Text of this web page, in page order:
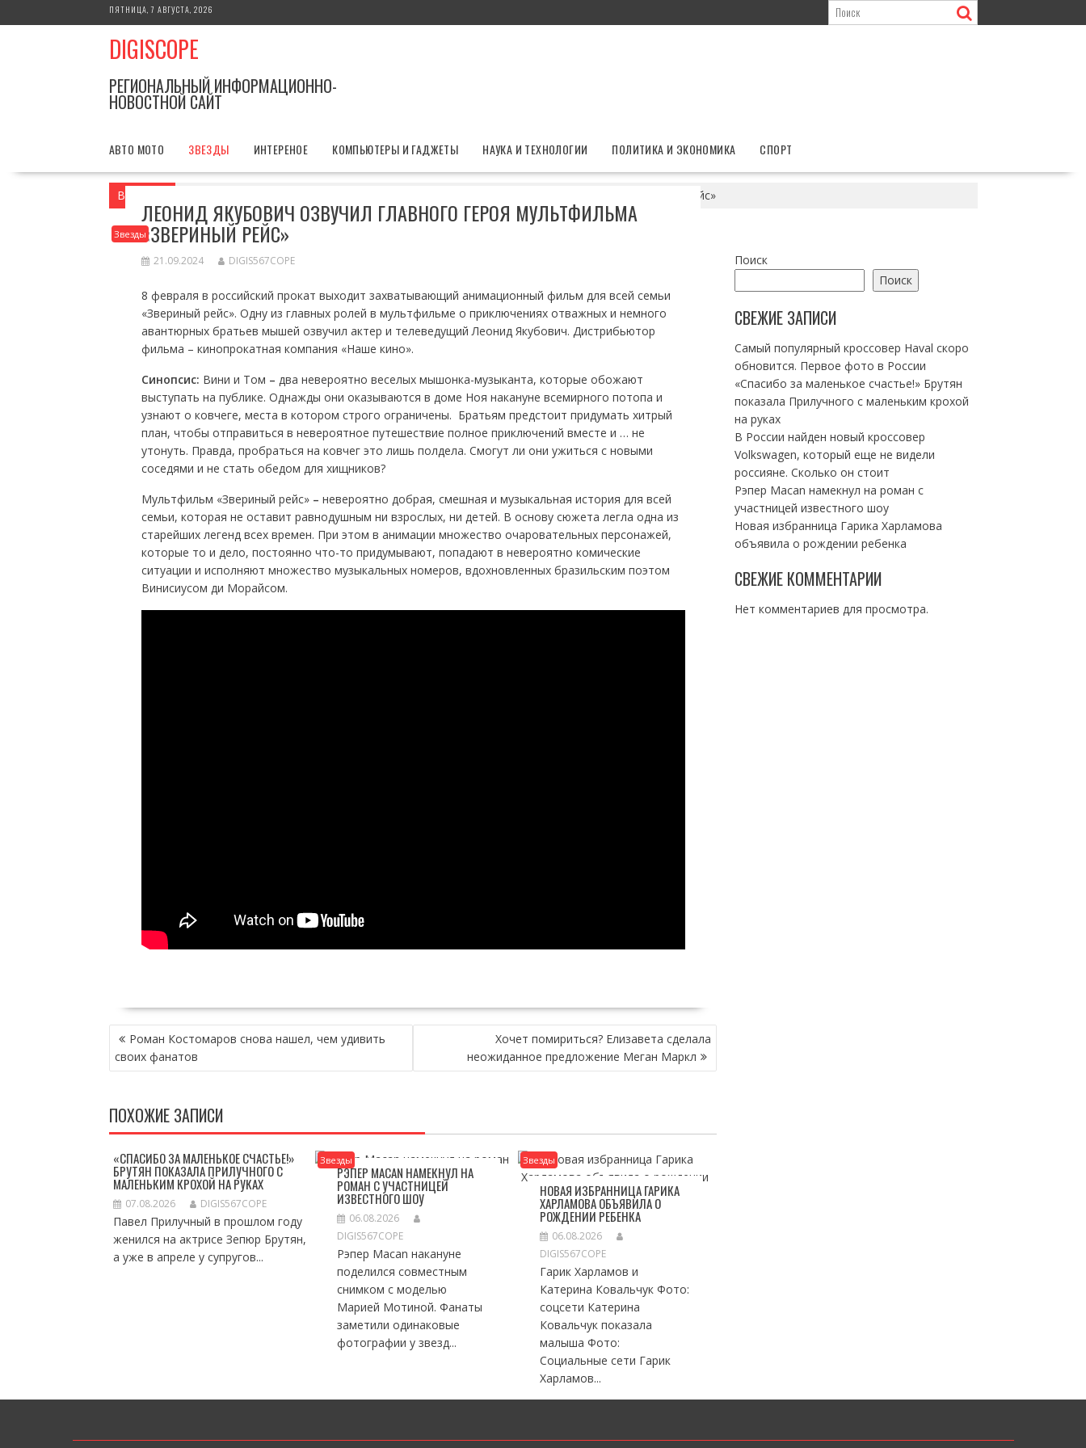
к
ПЯТНИЦА, 7 АВГУСТА, 2026
DIGISCOPE
РЕГИОНАЛЬНЫЙ ИНФОРМАЦИОННО-
НОВОСТНОЙ САЙТ
АВТО МОТО ЗВЕЗДЫ ИНТЕРЕНОЕ КОМПЬЮТЕРЫ И ГАДЖЕТЫ НАУКА И ТЕХНОЛОГИИ ПОЛИТИКА И ЭКОНОМИКА СПОРТ
Вы здесь Леонид Якубович озвучил главного героя мультфильма «Звериный рейс»
Звезды
ЛЕОНИД ЯКУБОВИЧ ОЗВУЧИЛ ГЛАВНОГО ГЕРОЯ МУЛЬТФИЛЬМА
«ЗВЕРИНЫЙ РЕЙС»
21.09.2024 DIGIS567COPE
8 февраля в российский прокат выходит захватывающий анимационный фильм для всей семьи
«Звериный рейс». Одну из главных ролей в мультфильме о приключениях отважных и немного
авантюрных братьев мышей озвучил актер и телеведущийЛеонид Якубович. Дистрибьютор
фильма – кинопрокатная компания «Наше кино».
Синопсис: Вини и Том – два невероятно веселых мышонка-музыканта, которые обожают
выступать на публике. Однажды они оказываются в доме Ноя накануне всемирного потопа и
узнают о ковчеге, места в котором строго ограничены. Братьям предстоит придумать хитрый
план, чтобы отправиться в невероятное путешествие полное приключений вместе и … не
утонуть. Правда, пробраться на ковчег это лишь полдела. Смогут ли они ужиться с новыми
соседями и не стать обедом для хищников?
Мультфильм «Звериный рейс» – невероятно добрая, смешная и музыкальная история для всей
семьи, которая не оставит равнодушным ни взрослых, ни детей. В основу сюжета легла одна из
старейших легенд всех времен. При этом в анимации множество очаровательных персонажей,
которые то и дело, постоянно что-то придумывают, попадают в невероятно комические
ситуации и исполняют множество музыкальных номеров, вдохновленных бразильским поэтом
Винисиусом ди Морайсом.
НАВИГАЦИЯ
ПО
ЗАПИСЯМ
Роман Костомаров снова нашел, чем удивить
своих фанатов
Хочет помириться? Елизавета сделала
неожиданное предложение Меган Маркл
ПОХОЖИЕ ЗАПИСИ
«СПАСИБО ЗА МАЛЕНЬКОЕ СЧАСТЬЕ!»
БРУТЯН ПОКАЗАЛА ПРИЛУЧНОГО С
МАЛЕНЬКИМ КРОХОЙ НА РУКАХ
07.08.2026 DIGIS567COPE
Павел Прилучный в прошлом году
женился на актрисе Зепюр Брутян,
а уже в апреле у супругов...
Звезды
РЭПЕР MACAN НАМЕКНУЛ НА
РОМАН С УЧАСТНИЦЕЙ
ИЗВЕСТНОГО ШОУ
06.08.2026
DIGIS567COPE
Рэпер Macan накануне
поделился совместным
снимком с моделью
Марией Мотиной. Фанаты
заметили одинаковые
фотографии у звезд...
Звезды
НОВАЯ ИЗБРАННИЦА ГАРИКА
ХАРЛАМОВА ОБЪЯВИЛА О
РОЖДЕНИИ РЕБЕНКА
06.08.2026
DIGIS567COPE
Гарик Харламов и
Катерина Ковальчук Фото:
соцсети Катерина
Ковальчук показала
малыша Фото:
Социальные сети Гарик
Харламов...
Поиск
Поиск
СВЕЖИЕ ЗАПИСИ
Самый популярный кроссовер Haval скоро
обновится. Первое фото в России
«Спасибо за маленькое счастье!» Брутян
показала Прилучного с маленьким крохой
на руках
В России найден новый кроссовер
Volkswagen, который еще не видели
россияне. Сколько он стоит
Рэпер Macan намекнул на роман с
участницей известного шоу
Новая избранница Гарика Харламова
объявила о рождении ребенка
СВЕЖИЕ КОММЕНТАРИИ
Нет комментариев для просмотра.